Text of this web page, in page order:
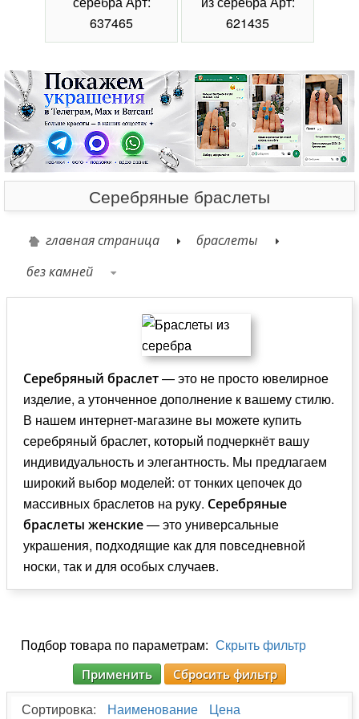
637465
621435
Серебряные браслеты
главная страница
браслеты
без камней
Серебряный браслет— это не просто ювелирное
изделие, а утонченное дополнение к вашему стилю.
В нашем интернет-магазине вы можете купить
серебряный браслет, который подчеркнёт вашу
индивидуальность и элегантность. Мы предлагаем
широкий выбор моделей: от тонких цепочек до
массивных браслетов на руку. Серебряные
браслеты женские— это универсальные
украшения, подходящие как для повседневной
носки, так и для особых случаев.
Подбор товара по параметрам: Скрыть фильтр
Применить Сбросить фильтр
Сортировка: Наименование Цена